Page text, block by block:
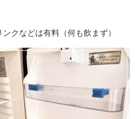
クなどは有料（何も飲まず）